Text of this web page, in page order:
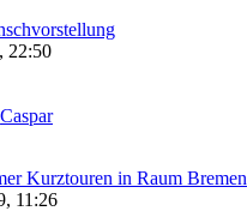
22:50
Caspar
Kurztouren in Raum Bremen
11:26